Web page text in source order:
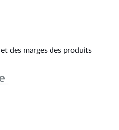
des marges des produits